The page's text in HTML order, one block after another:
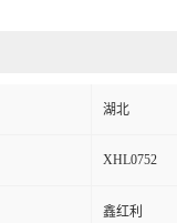
湖北
XHL0752
鑫红利